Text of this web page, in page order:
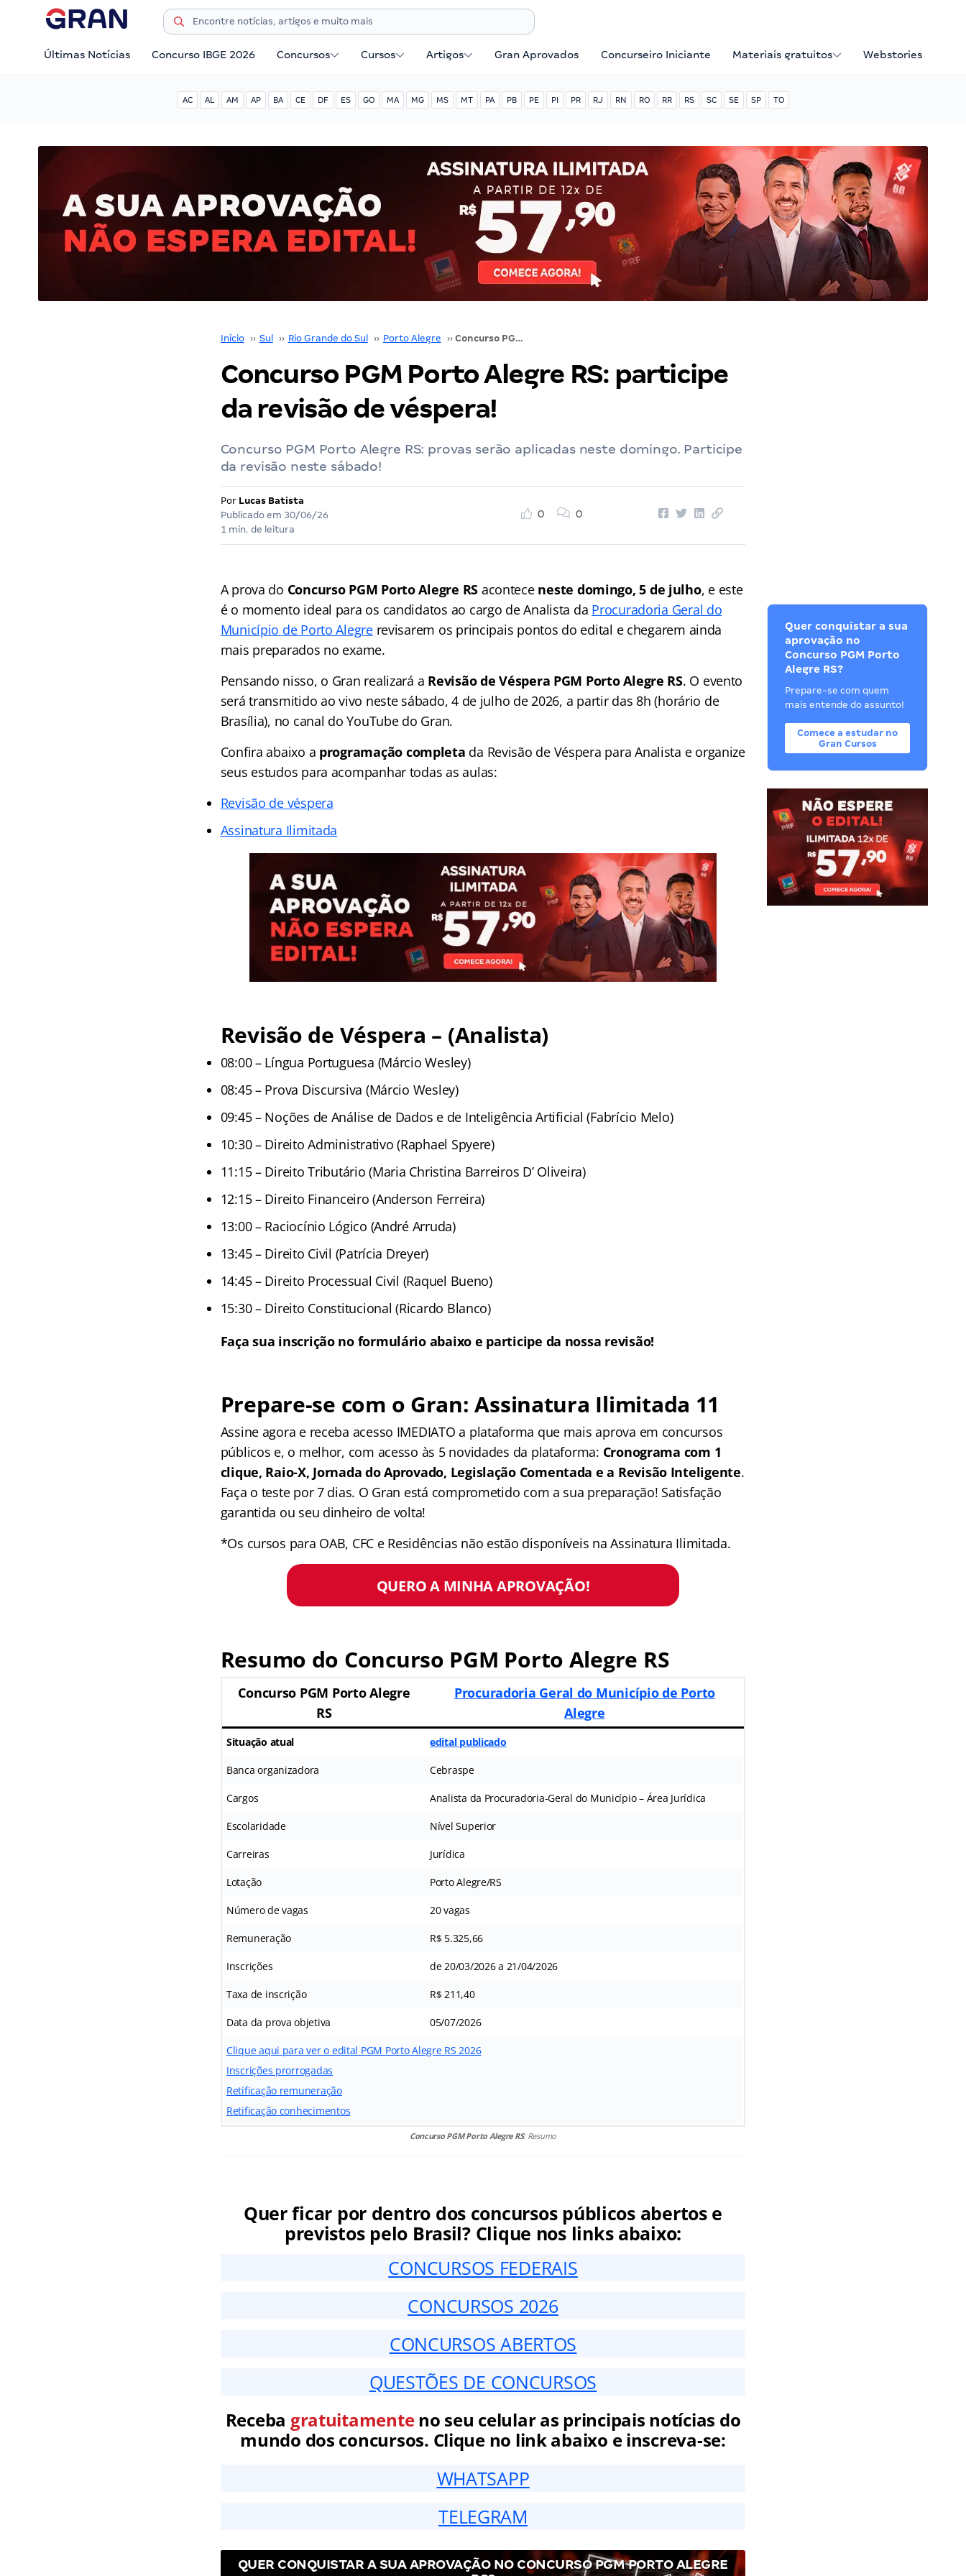
Últimas Notícias Concurso IBGE 2026 Concursos Cursos Artigos Gran Aprovados Concurseiro Iniciante Materiais gratuitos Webstories
AC AL AM AP BA CE DF ES GO MA MG MS MT PA PB PE PI PR RJ RN RO RR RS SC SE SP TO
Início ›› Sul ›› Rio Grande do Sul ›› Porto Alegre ›› Concurso PGM Porto Alegre RS: participe da revisão de véspera!
Concurso PGM Porto Alegre RS: participe
da revisão de véspera!
Concurso PGM Porto Alegre RS: provas serão aplicadas neste domingo. Participe
da revisão neste sábado!
Por Lucas Batista
Publicado em 30/06/26
1 min. de leitura
0 0
A prova do Concurso PGM Porto Alegre RS acontece neste domingo, 5 de julho, e este
é o momento ideal para os candidatos ao cargo de Analista da Procuradoria Geral do
Município de Porto Alegrerevisarem os principais pontos do edital e chegarem ainda
mais preparados no exame.
Pensando nisso, o Gran realizará a Revisão de Véspera PGM Porto Alegre RS. O evento
será transmitido ao vivo neste sábado, 4 de julho de 2026, a partir das 8h (horário de
Brasília), no canal do YouTube do Gran.
Confira abaixo a programação completa da Revisão de Véspera para Analista e organize
seus estudos para acompanhar todas as aulas:
Revisão de véspera
Assinatura Ilimitada
Revisão de Véspera – (Analista)
08:00 – Língua Portuguesa (Márcio Wesley)
08:45 – Prova Discursiva (Márcio Wesley)
09:45 – Noções de Análise de Dados e de Inteligência Artificial (Fabrício Melo)
10:30 – Direito Administrativo (Raphael Spyere)
11:15 – Direito Tributário (Maria Christina Barreiros D’ Oliveira)
12:15 – Direito Financeiro (Anderson Ferreira)
13:00 – Raciocínio Lógico (André Arruda)
13:45 – Direito Civil (Patrícia Dreyer)
14:45 – Direito Processual Civil (Raquel Bueno)
15:30 – Direito Constitucional (Ricardo Blanco)
Faça sua inscrição no formulário abaixo e participe da nossa revisão!
Prepare-se com o Gran: Assinatura Ilimitada 11
Assine agora e receba acesso IMEDIATO a plataforma que mais aprova em concursos
públicos e, o melhor, com acesso às 5 novidades da plataforma: Cronograma com 1
clique, Raio-X, Jornada do Aprovado, Legislação Comentada e a Revisão Inteligente.
Faça o teste por 7 dias. O Gran está comprometido com a sua preparação! Satisfação
garantida ou seu dinheiro de volta!
*Os cursos para OAB, CFC e Residências não estão disponíveis na Assinatura Ilimitada.
QUERO A MINHA APROVAÇÃO!
Resumo do Concurso PGM Porto Alegre RS
Concurso PGM Porto Alegre
RS
Procuradoria Geral do Município de Porto
Alegre
Situação atual edital publicado
Banca organizadora Cebraspe
Cargos Analista da Procuradoria-Geral do Município – Área Jurídica
Escolaridade Nível Superior
Carreiras Jurídica
Lotação Porto Alegre/RS
Número de vagas 20 vagas
Remuneração R$ 5.325,66
Inscrições de 20/03/2026 a 21/04/2026
Taxa de inscrição R$ 211,40
Data da prova objetiva 05/07/2026
Clique aqui para ver o edital PGM Porto Alegre RS 2026
Inscrições prorrogadas
Retificação remuneração
Retificação conhecimentos
Concurso PGM Porto Alegre RS: Resumo
Quer ficar por dentro dos concursos públicos abertos e
previstos pelo Brasil? Clique nos links abaixo:
CONCURSOS FEDERAIS
CONCURSOS 2026
CONCURSOS ABERTOS
QUESTÕES DE CONCURSOS
Receba gratuitamenteno seu celular as principais notícias do
mundo dos concursos. Clique no link abaixo e inscreva-se:
WHATSAPP
TELEGRAM
QUER CONQUISTAR A SUA APROVAÇÃO NO CONCURSO PGM PORTO ALEGRE
Quer conquistar a sua
aprovação no
Concurso PGM Porto
Alegre RS?
Prepare-se com quem
mais entende do assunto!
Comece a estudar no
Gran Cursos